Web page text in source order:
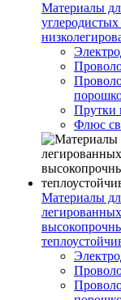
Материалы
углеродистых
Прутки
Флюс
Материалы
легированных